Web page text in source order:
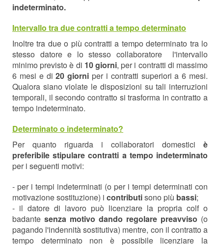
indeterminato.
Intervallo tra due contratti a tempo determinato
Inoltre tra due o più contratti a tempo determinato tra lo
stesso datore e lo stesso collaboratore l'intervallo
minimo previsto è di 10 giorni, per i contratti di massimo
6 mesi e di20 giorni per i contratti superiori a 6 mesi.
Qualora siano violate le disposizioni su tali interruzioni
temporali, il secondo contratto si trasforma in contratto a
tempo indeterminato.
Determinato o indeterminato?
Per quanto riguarda i collaboratori domestici è
preferibile stipulare contratti a tempo indeterminato
per i seguenti motivi:
- per i tempi indeterminati (o per i tempi determinati con
motivazione sostituzione) i contributisono più bassi;
- il datore di lavoro può licenziare la propria colf o
badante senza motivo dando regolare preavviso (o
pagando l'indennità sostitutiva) mentre, con il contratto a
tempo determinato non è possibile licenziare la